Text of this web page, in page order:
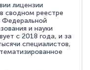
лицензии
сводном реестре
Федеральной
и науки
с 2018 года, и за
специалистов,